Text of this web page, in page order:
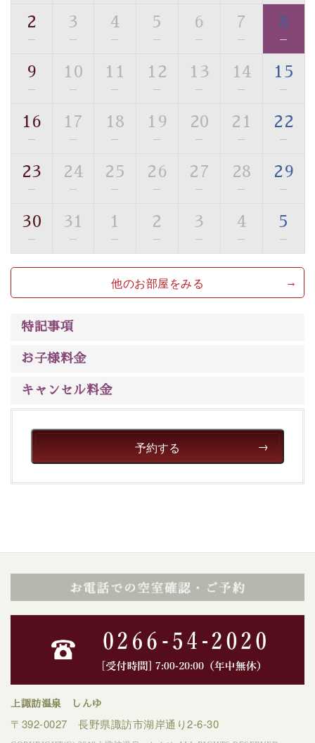
■貸切温泉風呂 （40分2000円）
む貸切温泉風呂です。ゆったりといやされるプライベー
【旅】
豊富な知識を持ったドライバー兼ガイドが諏訪大社をご
案内します。
事前ご予約制ですので、ご利用ご希望の方
※交通規制などにより運行できない日がございます
※年末年始及び御柱祭前後は運行しておりません
以上がプラン内容です。
上諏訪温泉“しんゆ”なら諏訪大社など歴史ある諏訪の街
清らかな源泉、
みを感じていただける、美しく癒される宿で贅沢に幸せ
2
—
3
—
4
—
5
—
6
—
7
—
8
—
9
—
10
—
11
—
12
—
13
—
14
—
15
—
16
—
17
—
18
—
19
—
20
—
21
—
22
—
23
—
24
—
25
—
26
—
27
—
28
—
29
—
30
—
31
—
1
—
2
—
3
—
4
—
5
—
他のお部屋をみる
特記事項
お子様料金
キャンセル料金
予約する
上諏訪温泉 しんゆ
〒392-0027 長野県諏訪市湖岸通り2-6-30